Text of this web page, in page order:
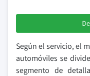
Según el servicio, el
automóviles se
segmento de